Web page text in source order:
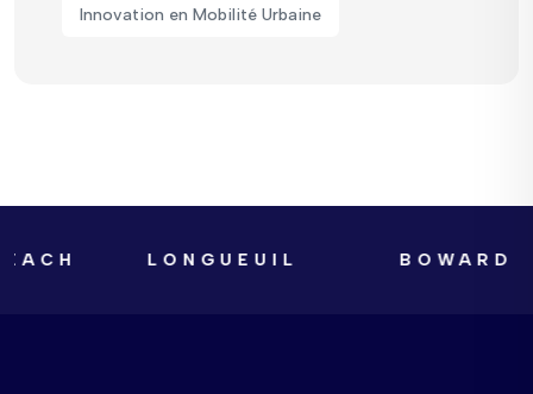
Innovation en Mobilité Urbaine
LONGUEUIL BOWARD